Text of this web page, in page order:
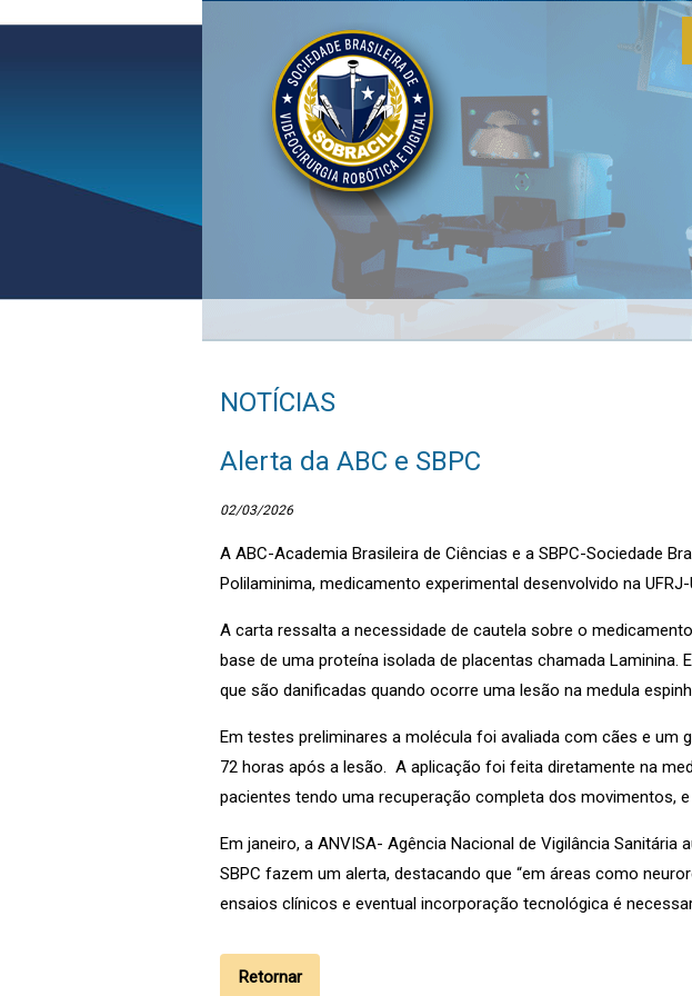
NOTÍCIAS
Alerta da ABC e SBPC
02/03/2026
A ABC-Academia Brasileira de Ciências e a SBPC-Sociedade
Polilaminima, medicamento experimental desenvolvido na
A carta ressalta a necessidade de cautela sobre o
base de uma proteína isolada de placentas chamada
que são danificadas quando ocorre uma lesão na medula
Em testes preliminares a molécula foi avaliada com cães e um
72 horas após a lesão. A aplicação foi feita diretamente na
pacientes tendo uma recuperação completa dos movimentos,
Em janeiro, a ANVISA- Agência Nacional de Vigilância
SBPC fazem um alerta, destacando que “em áreas como
ensaios clínicos e eventual incorporação tecnológica é
Retornar